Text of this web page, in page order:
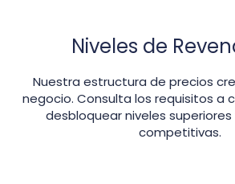
Niveles de
Nuestra estructura de precios
negocio. Consulta los requisitos a
desbloquear niveles
competitivas.